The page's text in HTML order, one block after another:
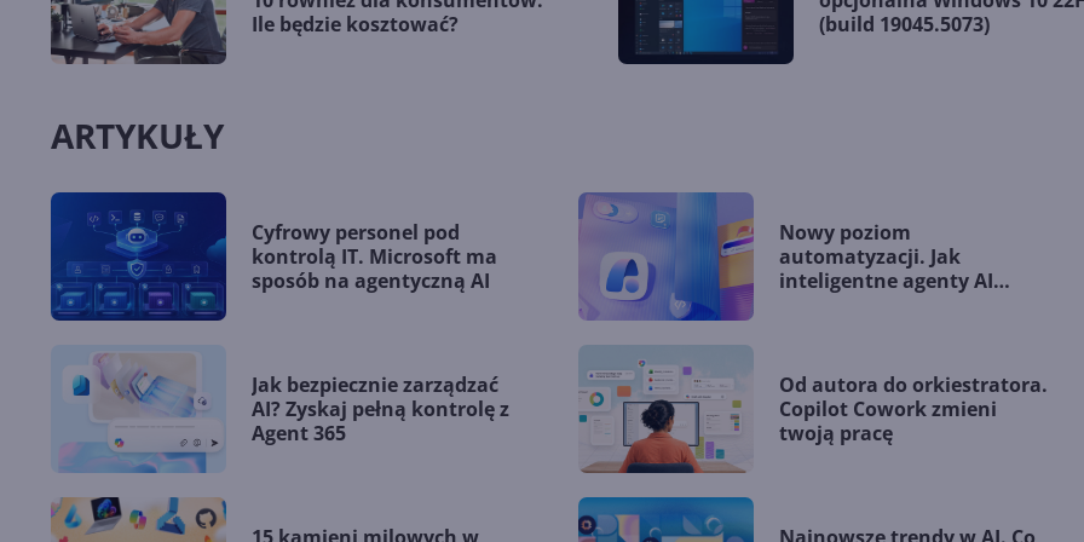
Ile będzie kosztować?
(build 19045.5073)
ARTYKUŁY
Cyfrowy personel pod
kontrolą IT. Microsoft ma
sposób na agentyczną AI
Nowy poziom
automatyzacji. Jak
inteligentne agenty AI
Jak bezpiecznie zarządzać
AI? Zyskaj pełną kontrolę z
Agent 365
Od autora do orkiestratora.
Copilot Cowork zmieni
twoją pracę